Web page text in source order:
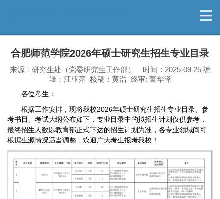
合肥师范学院2026年硕士研究生招生专业目录
来源：研究生处（党委研究生工作部） 时间：2025-09-25 编
辑：汪亚萍 核稿：黄浩 终审: 董华泽
各位考生：
根据工作安排，现将我校2026年硕士研究生招生专业目录、参
考书目、考试大纲公布如下，专业目录中的拟招生计划仅供参考，
最终招生人数以教育部正式下达的招生计划为准，各专业领域间可
根据生源情况适当调整，欢迎广大考生报考我校！